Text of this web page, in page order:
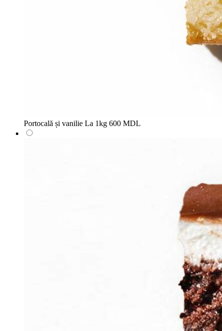
Portocală și vanilie La 1kg 600 MDL